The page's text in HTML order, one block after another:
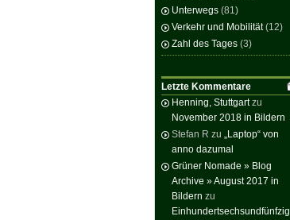
Unterwegs (81)
Verkehr und Mobilität(12)
Zahl des Tages (3)
Letzte Kommentare
Henning, Stuttgartzu
November 2018 in Bildern
Stefan R zu „Laptop“ von
anno dazumal
Grüner Nomade » Blog
Archive » August 2017 in
Bildern zu
Einhundertsechsundfünfzig